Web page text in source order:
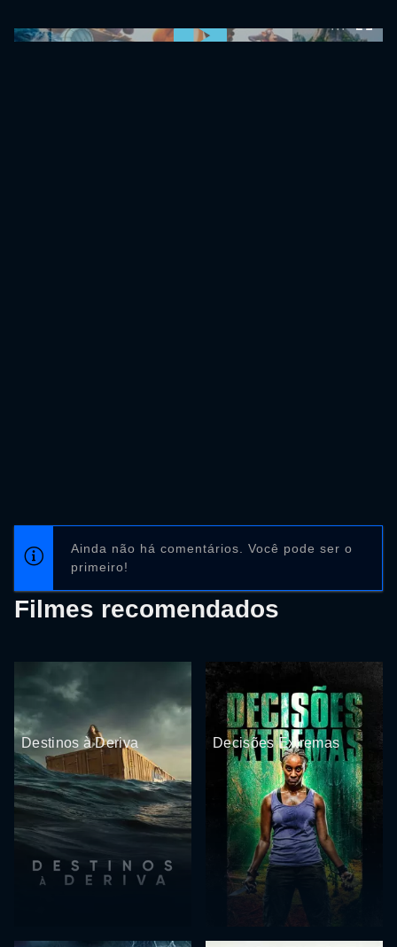
Ainda não há comentários. Você pode ser o
primeiro!
Filmes recomendados
Destinos à Deriva Decisões Extremas